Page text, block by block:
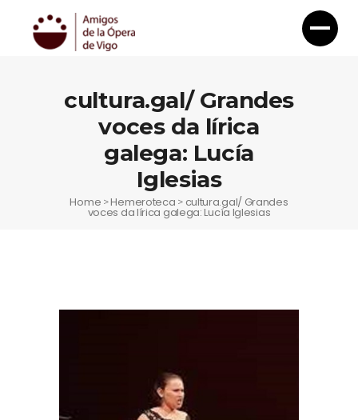
cultura.gal/ Grandes
voces da lírica
galega: Lucía
Iglesias
Home >Hemeroteca > cultura.gal/ Grandes
voces da lírica galega: Lucía Iglesias